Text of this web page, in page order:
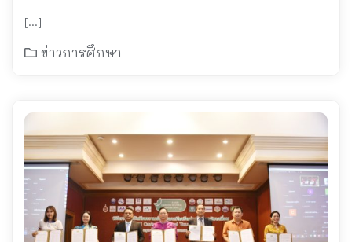
จัดการศึกษาเชิงบูรณาการ (CWIE)
[…]
ข่าวการศึกษา